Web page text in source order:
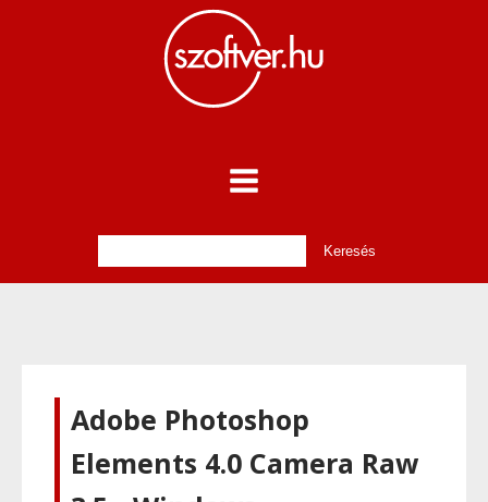
Adobe Photoshop
Elements 4.0 Camera Raw